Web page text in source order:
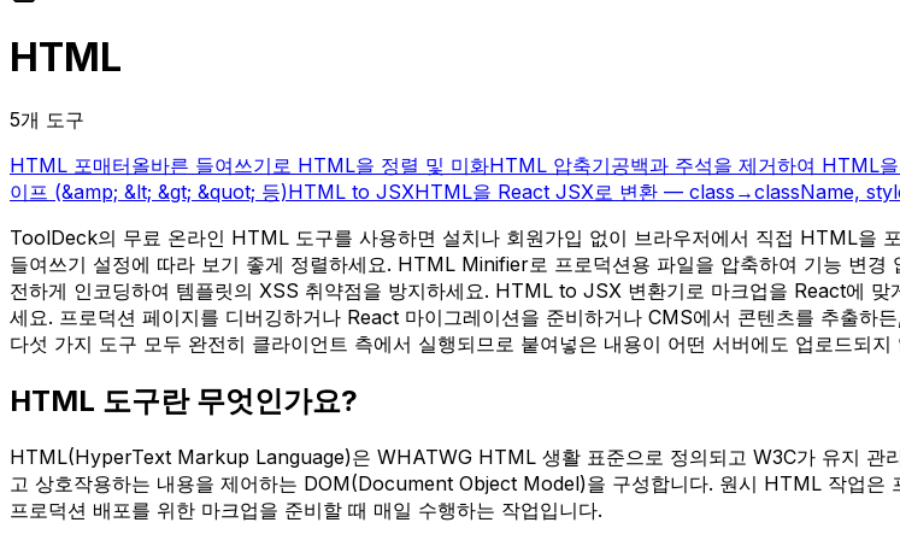
HTML
5개 도구
HTML 포매터올바른 들여쓰기로 HTML을 정렬 및 미화HTML 압축기공백과 주석을 제거하여 HTML
이프 (&amp; &lt; &gt; &quot; 등)HTML to JSXHTML을 React JSX로 변환 — class→className,
ToolDeck의 무료 온라인 HTML 도구를 사용하면 설치나 회원가입 없이 브라우저에서 직접 HTML을
들여쓰기 설정에 따라 보기 좋게 정렬하세요. HTML Minifier로 프로덕션용 파일을 압축하여 기능 변
전하게 인코딩하여 템플릿의 XSS 취약점을 방지하세요. HTML to JSX 변환기로 마크업을 React에
세요. 프로덕션 페이지를 디버깅하거나 React 마이그레이션을 준비하거나 CMS에서 콘텐츠를 추출
다섯 가지 도구 모두 완전히 클라이언트 측에서 실행되므로 붙여넣은 내용이 어떤 서버에도 업로드되지
HTML 도구란 무엇인가요?
HTML(HyperText Markup Language)은 WHATWG HTML 생활 표준으로 정의되고 W3C가 유지 관
고 상호작용하는 내용을 제어하는 DOM(Document Object Model)을 구성합니다. 원시 HTML 작업은
프로덕션 배포를 위한 마크업을 준비할 때 매일 수행하는 작업입니다.